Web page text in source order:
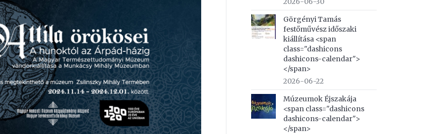
Görgényi Tamás
festőművész időszaki
kiállítása <span
class="dashicons
dashicons-calendar">
</span>
2026-06-22
Múzeumok Éjszakája
<span class="dashicons
dashicons-calendar">
</span>